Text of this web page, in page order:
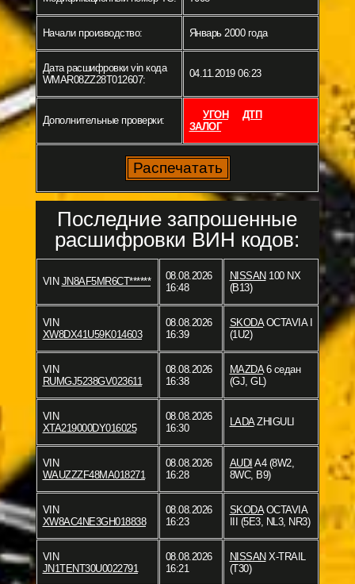
Начали производство: Январь 2000 года
Дата расшифровки vin кода
WMAR08ZZ28T012607:
04.11.2019 06:23
Дополнительные проверки: УГОН
ДТП
ЗАЛОГ
Последние запрошенные
расшифровки ВИН кодов:
VIN JN8AF5MR6CT******
08.08.2026
16:48
NISSAN100 NX
(B13)
VIN
XW8DX41U59K014603
08.08.2026
16:39
SKODAOCTAVIA I
(1U2)
VIN
RUMGJ5238GV023611
08.08.2026
16:38
MAZDA6 седан
(GJ, GL)
VIN
XTA219000DY016025
08.08.2026
16:30
LADAZHIGULI
VIN
WAUZZZF48MA018271
08.08.2026
16:28
AUDI A4 (8W2,
8WC, B9)
VIN
XW8AC4NE3GH018838
08.08.2026
16:23
SKODAOCTAVIA
III (5E3, NL3, NR3)
VIN
JN1TENT30U0022791
08.08.2026
16:21
NISSANX-TRAIL
(T30)